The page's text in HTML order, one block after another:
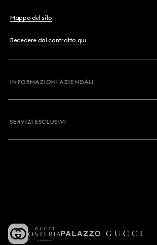
Mappa del sito
Recedere dal contratto qui
INFORMAZIONI AZIENDALI
SERVIZI ESCLUSIVI